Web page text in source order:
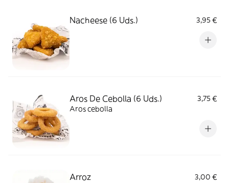
Nacheese (6 Uds.) 3,95 €
Aros De Cebolla (6 Uds.)
3,75 €
Aros cebolla
Arroz
3,00 €